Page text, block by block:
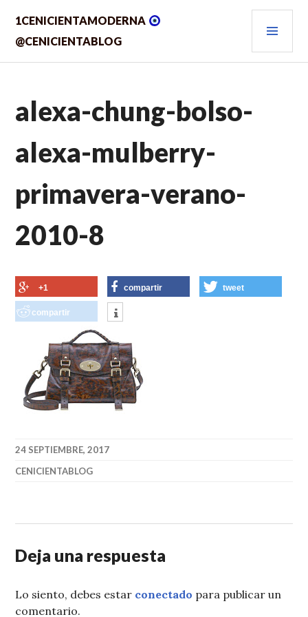
contenido.
1CENICIENTAMODERNA
@CENICIENTABLOG
alexa-chung-bolso-
alexa-mulberry-
primavera-verano-
2010-8
+1 compartir tweet
compartir
24 SEPTIEMBRE, 2017
CENICIENTABLOG
Deja una respuesta
Lo siento, debes estar conectado para publicar un
comentario.